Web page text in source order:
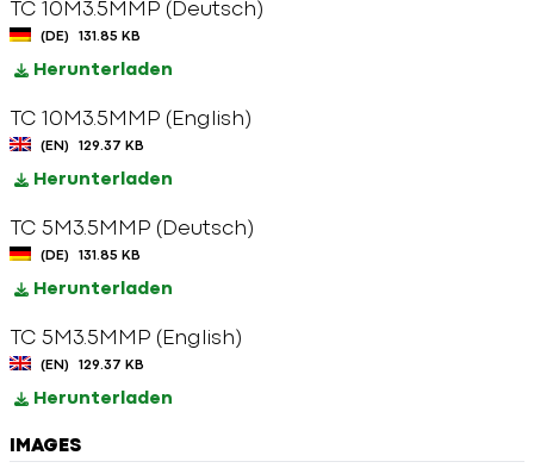
TC 10M3.5MMP (Deutsch)
(DE) 131.85 KB
Herunterladen
TC 10M3.5MMP (English)
(EN) 129.37 KB
Herunterladen
TC 5M3.5MMP (Deutsch)
(DE) 131.85 KB
Herunterladen
TC 5M3.5MMP (English)
(EN) 129.37 KB
Herunterladen
IMAGES